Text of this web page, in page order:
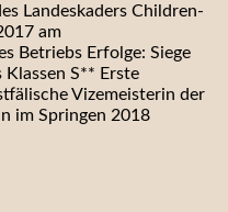
Landeskaders Children-
am
Betriebs Erfolge: Siege
S** Erste
Vizemeisterin der
im Springen 2018